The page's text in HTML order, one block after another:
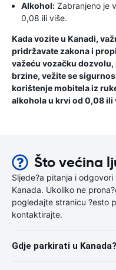
Alkohol: Zabranjeno je
0,08 ili više.
Kada vozite u Kanadi,
pridržavate zakona i
važeću vozačku
brzine, vežite se
korištenje mobitela iz
alkohola u krvi od 0,08 ili
Što većina
Sljede?a pitanja i
Kanada. Ukoliko ne
pogledajte stranicu ?esto
kontaktirajte.
Gdje parkirati u Kanada?